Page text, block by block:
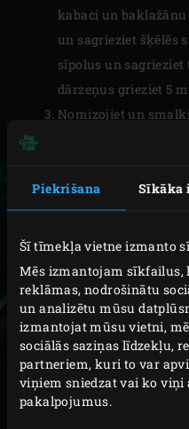
Piekrišana Sīkāka
Šī tīmekļa vietne izmanto
Mēs izmantojam sīkfailus,
reklāmas, nodrošinātu
un analizētu mūsu
izmantojat mūsu vietni,
sociālās saziņas līdzekļu,
partneriem, kuri to var
viņiem sniedzat vai ko
pakalpojumus.
kabaci un
un sagrieziet šķēlēs
sīpolus un sagrieziet
dārzeņus grieziet 5
Nomizojiet un